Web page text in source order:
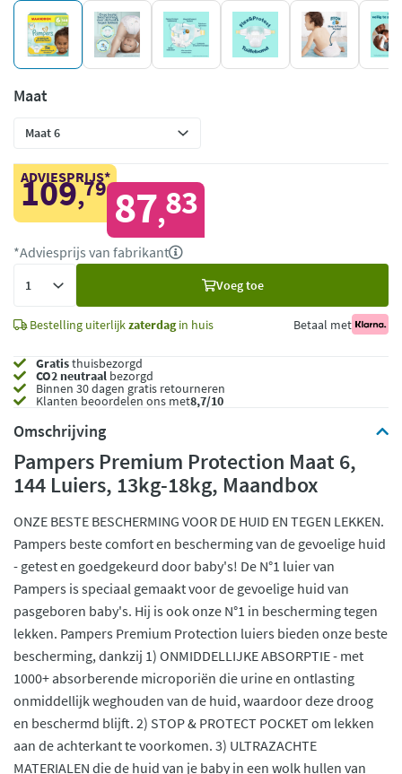
Maat
ADVIESPRIJS*
109,79 87,83
*Adviesprijs van fabrikant
Voeg toe
Bestelling uiterlijkzaterdagin huis Betaal met
Gratisthuisbezorgd
CO2 neutraal bezorgd
Binnen 30 dagen gratis retourneren
Klanten beoordelen ons met8,7/10
Omschrijving
Pampers Premium Protection Maat 6,
144 Luiers, 13kg-18kg, Maandbox
ONZE BESTE BESCHERMING VOOR DE HUID EN TEGEN LEKKEN.
Pampers beste comfort en bescherming van de gevoelige huid
- getest en goedgekeurd door baby's! De N°1 luier van
Pampers is speciaal gemaakt voor de gevoelige huid van
pasgeboren baby's. Hij is ook onze N°1 in bescherming tegen
lekken. Pampers Premium Protection luiers bieden onze beste
bescherming, dankzij 1) ONMIDDELLIJKE ABSORPTIE - met
1000+ absorberende microporiën die urine en ontlasting
onmiddellijk weghouden van de huid, waardoor deze droog
en beschermd blijft. 2) STOP & PROTECT POCKET om lekken
aan de achterkant te voorkomen. 3) ULTRAZACHTE
MATERIALEN die de huid van je baby in een wolk hullen van